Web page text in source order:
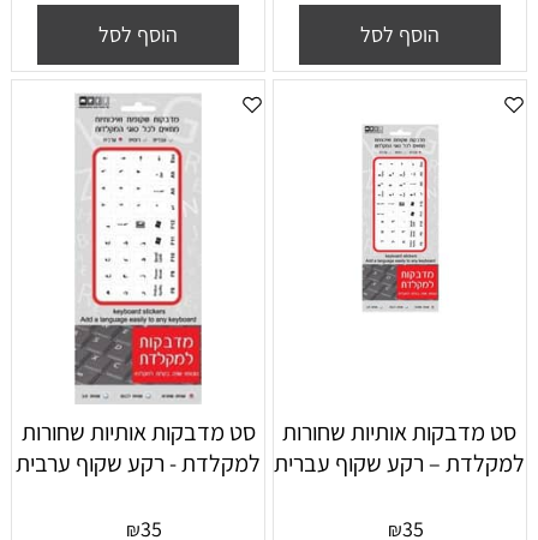
הוסף לסל הוסף לסל
סט מדבקות אותיות שחורות
למקלדת – רקע שקוף עברית
₪35
סט מדבקות אותיות שחורות
למקלדת - רקע שקוף ערבית
₪35